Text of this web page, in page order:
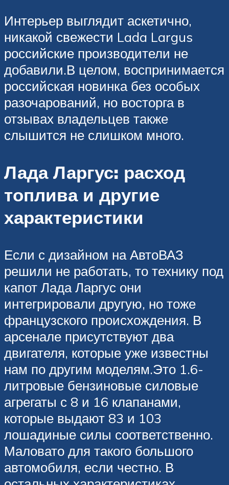
Интерьер выглядит аскетично,
никакой свежести Lada Largus
российские производители не
добавили.В целом, воспринимается
российская новинка без особых
разочарований, но восторга в
отзывах владельцев также
слышится не слишком много.
Лада Ларгус: расход
топлива и другие
характеристики
Если с дизайном на АвтоВАЗ
решили не работать, то технику под
капот Лада Ларгус они
интегрировали другую, но тоже
французского происхождения. В
арсенале присутствуют два
двигателя, которые уже известны
нам по другим моделям.Это 1.6-
литровые бензиновые силовые
агрегаты с 8 и 16 клапанами,
которые выдают 83 и 103
лошадиные силы соответственно.
Маловато для такого большого
автомобиля, если честно. В